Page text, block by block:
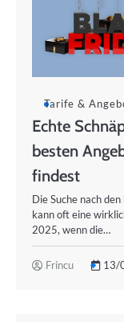
Tarife &
Echte
besten
findest
Die Suche nach
kann oft eine
2025, wenn die…
Frincu 13/